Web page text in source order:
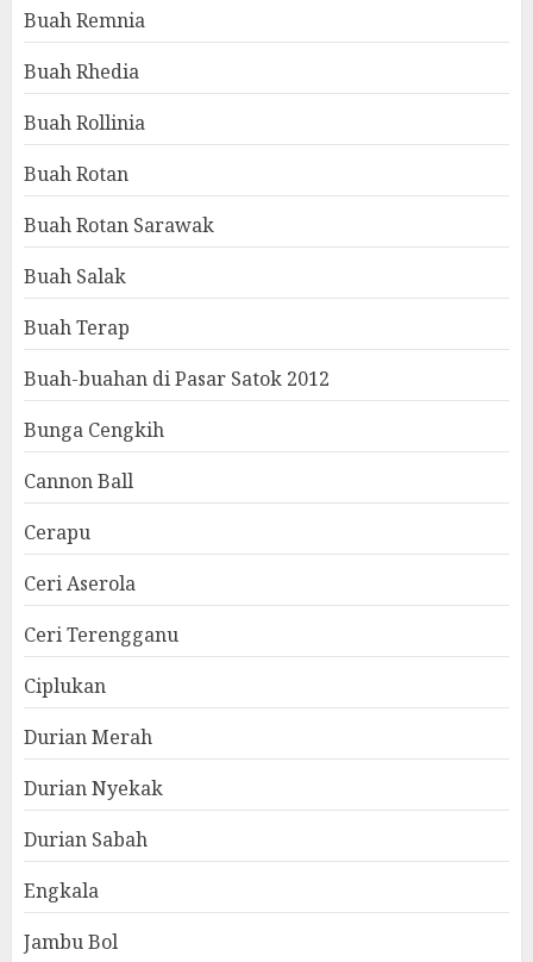
Buah Remnia
Buah Rhedia
Buah Rollinia
Buah Rotan
Buah Rotan Sarawak
Buah Salak
Buah Terap
Buah-buahan di Pasar Satok 2012
Bunga Cengkih
Cannon Ball
Cerapu
Ceri Aserola
Ceri Terengganu
Ciplukan
Durian Merah
Durian Nyekak
Durian Sabah
Engkala
Jambu Bol